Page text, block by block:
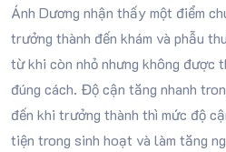
Ánh Dương nhận thấy một điểm
trưởng thành đến khám và phẫu
từ khi còn nhỏ nhưng không được
đúng cách. Độ cận tăng nhanh
đến khi trưởng thành thì mức độ
tiện trong sinh hoạt và làm tăng